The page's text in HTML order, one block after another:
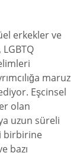
erkekler ve
maruz
Eşcinsel
olan
uzun süreli
birbirine
bazı